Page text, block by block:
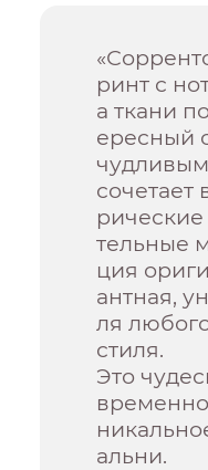
ринт с
а ткани
ересный
сочетает
рические
тельные
ция
антная,
ля
стиля.
Это
альни.